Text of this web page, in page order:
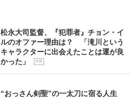
松永大司監督、『犯罪者』チョン・イ
ルのオファー理由は？ 「滝川という
キャラクターに出会えたことは運が良
かった」
P R
“おっさん剣聖”の一太刀に宿る人生